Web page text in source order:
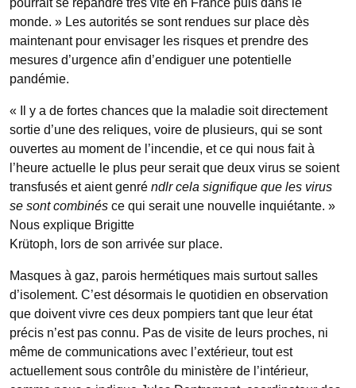
pourrait se répandre très vite en France puis dans le
monde. » Les autorités se sont rendues sur place dès
maintenant pour envisager les risques et prendre des
mesures d’urgence afin d’endiguer une potentielle
pandémie.
« Il y a de fortes chances que la maladie soit directement
sortie d’une des reliques, voire de plusieurs, qui se sont
ouvertes au moment de l’incendie, et ce qui nous fait à
l’heure actuelle le plus peur serait que deux virus se soient
transfusés et aient genré ndlr cela signifique que les virus
se sont combinés ce qui serait une nouvelle inquiétante. »
Nous explique Brigitte
Krütoph, lors de son arrivée sur place.
Masques à gaz, parois hermétiques mais surtout salles
d’isolement. C’est désormais le quotidien en observation
que doivent vivre ces deux pompiers tant que leur état
précis n’est pas connu. Pas de visite de leurs proches, ni
même de communications avec l’extérieur, tout est
actuellement sous contrôle du ministère de l’intérieur,